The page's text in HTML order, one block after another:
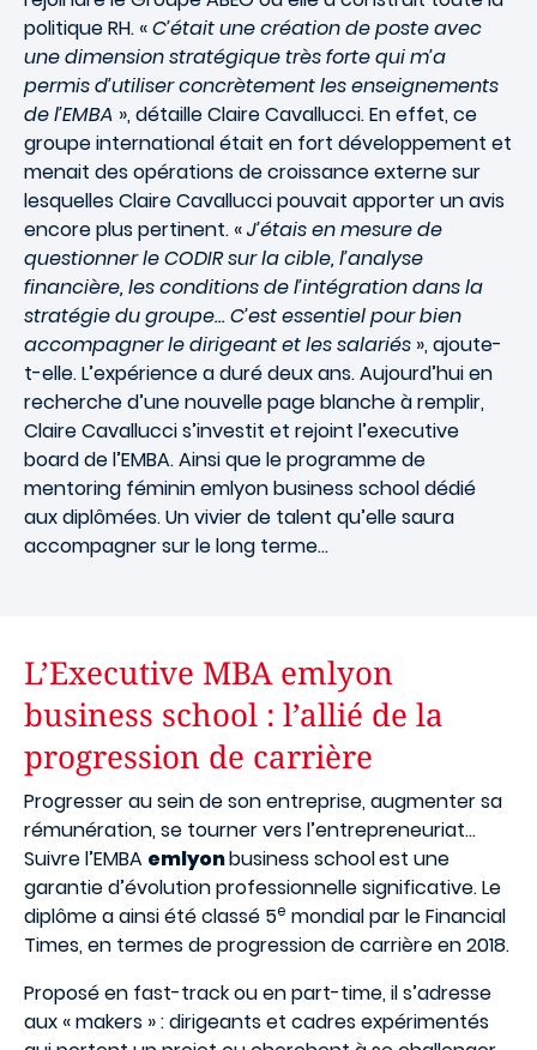
politique RH. «C’était une création de poste avec
une dimension stratégique très forte qui m’a
permis d’utiliser concrètement les enseignements
de l’EMBA », détaille Claire Cavallucci. En effet, ce
groupe international était en fort développement et
menait des opérations de croissance externe sur
lesquelles Claire Cavallucci pouvait apporter un avis
encore plus pertinent. «J’étais en mesure de
questionner le CODIR sur la cible, l’analyse
financière, les conditions de l’intégration dans la
stratégie du groupe… C’est essentiel pour bien
accompagner le dirigeant et les salariés », ajoute-
t-elle. L’expérience a duré deux ans. Aujourd’hui en
recherche d’une nouvelle page blanche à remplir,
Claire Cavallucci s’investit et rejoint l’executive
board de l’EMBA. Ainsi que le programme de
mentoring féminin emlyon business school dédié
aux diplômées. Un vivier de talent qu’elle saura
accompagner sur le long terme…
L’Executive MBA emlyon
business school : l’allié de la
progression de carrière
Progresser au sein de son entreprise, augmenter sa
rémunération, se tourner vers l’entrepreneuriat…
Suivre l’EMBA emlyonbusiness schoolest une
garantie d’évolution professionnelle significative. Le
diplôme a ainsi été classé 5e mondial par le Financial
Times, en termes de progression de carrière en 2018.
Proposé en fast-track ou en part-time, il s’adresse
aux « makers » : dirigeants et cadres expérimentés